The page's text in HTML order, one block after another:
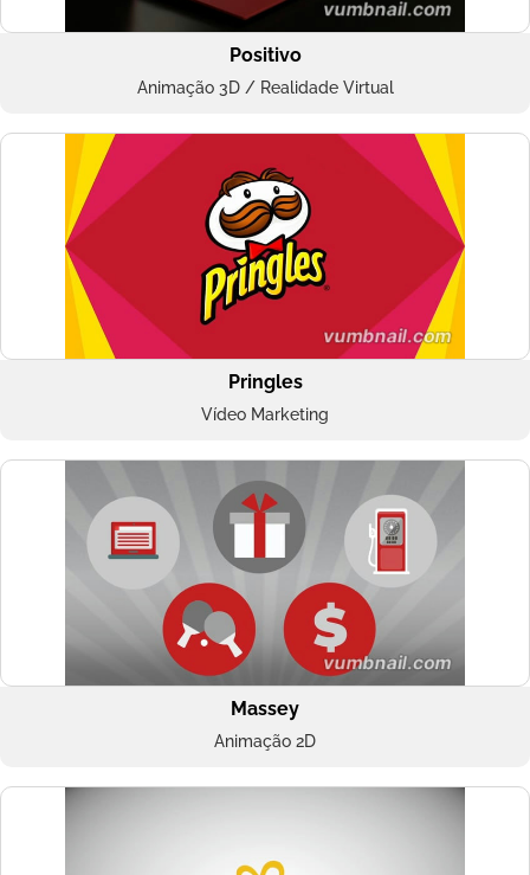
Positivo
Animação 3D / Realidade Virtual
Pringles
Vídeo Marketing
Massey
Animação 2D